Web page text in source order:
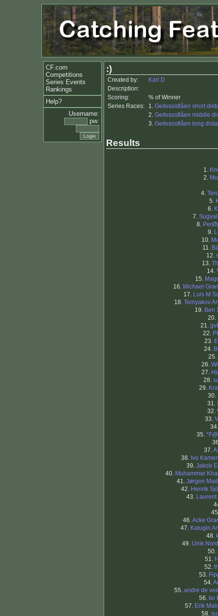
CF.com
Competitions
Series Events
Rankings
Help?
Username:
pw:
:)
Created by:
Karl D
Description:
Scoring:
% of Winner
Series Races:
1. Geitvassflåen short
2. Geitvassflåen middle
3. Geitvassflåen long
Results
1.
2.
4.
5.
6.
7.
8.
9.
10.
11.
12.
13.
14.
15.
16. Michael
17. Luis M
18. Temyakov
19. Ben
20.
21.
22.
23.
24.
25.
26.
27.
28.
29.
30.
31.
32.
33.
35.
37.
38. Ivo
39. Jakob
40. Muhammar
41. Jørgen
42. Henrik
43. Laurent
46.Acke
47. Kalugin
48.
49. Ulrik
50.
51.
52.
53.
54.
55. andre de
56. tio
57. Erik
58.